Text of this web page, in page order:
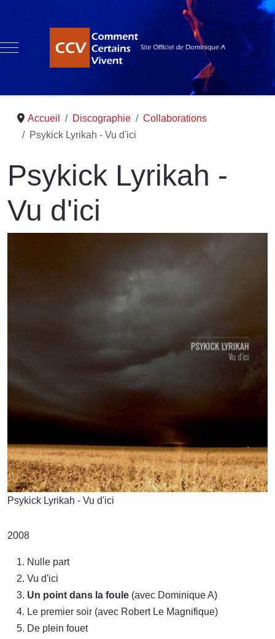
Mobile Menu Toggle
Accueil Discographie
Collaborations
Psykick Lyrikah - Vu d'ici
Psykick Lyrikah -
Vu d'ici
Psykick Lyrikah - Vu d'ici
2008
Nulle part
Vu d'ici
Un point dans la foule (avec Dominique A)
Le premier soir (avec Robert Le Magnifique)
De plein fouet